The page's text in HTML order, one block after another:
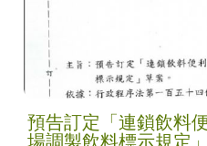
預告訂定「連鎖飲料
場調製飲料標示規定